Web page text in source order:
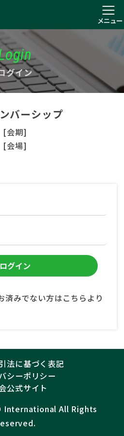
メニュー
グイン
バーシップ
[会期]
[会場]
済みでない方はこちらより
法に基づく表記
シーポリシー
公式サイト
International All Rights